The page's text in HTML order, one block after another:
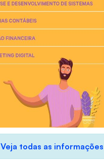
Veja todas as